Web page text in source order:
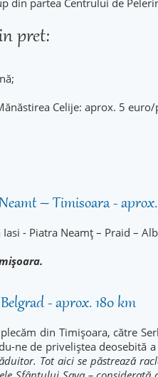
din partea Centrului de
pret:
Celije: aprox. 5 euro/
– Timisoara -
- Piatra Neamț – Praid –
- aprox. 180 km
din Timișoara, către
ne de priveliștea deosebită
Tot aici se păstrează